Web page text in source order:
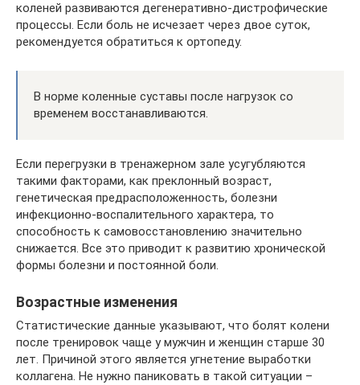
коленей развиваются дегенеративно-дистрофические
процессы. Если боль не исчезает через двое суток,
рекомендуется обратиться к ортопеду.
В норме коленные суставы после нагрузок со
временем восстанавливаются.
Если перегрузки в тренажерном зале усугубляются
такими факторами, как преклонный возраст,
генетическая предрасположенность, болезни
инфекционно-воспалительного характера, то
способность к самовосстановлению значительно
снижается. Все это приводит к развитию хронической
формы болезни и постоянной боли.
Возрастные изменения
Статистические данные указывают, что болят колени
после тренировок чаще у мужчин и женщин старше 30
лет. Причиной этого является угнетение выработки
коллагена. Не нужно паниковать в такой ситуации –